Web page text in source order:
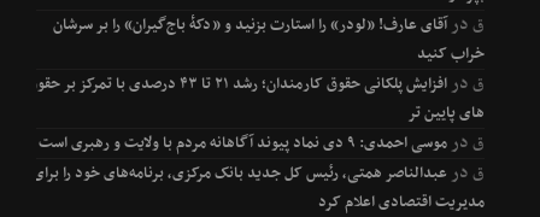
قدرآقای عارف! «لودر» را استارت بزنید و «دکۀ باج‌گیران» را بر سرشان
خراب کنید
قدر
افزایش پلکانی حقوق کارمندان؛ رشد ۲۱ تا ۴۳ درصدی با تمرکز بر حقوق
های پایین تر
قدرموسی احمدی: ۹ دی نماد پیوند آگاهانه مردم با ولایت و رهبری است
قدر عبدالناصر همتی، رئیس کل جدید بانک مرکزی، برنامه‌های خود را برای
مدیریت اقتصادی اعلام کرد